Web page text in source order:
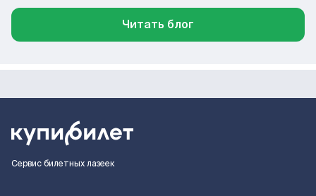
Читать блог
Сервис билетных лазеек